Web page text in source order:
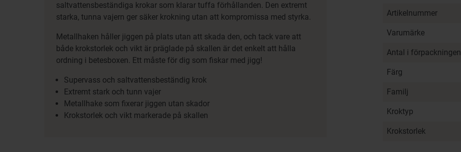
saltvattensbeständiga krokar som klarar tuffa förhållanden. Den extremt
starka, tunna vajern ger säker krokning utan att kompromissa med styrka.
Metallhaken håller jiggen på plats utan att skada den, och tack vare att
både krokstorlek och vikt är präglade på skallen är det enkelt att hålla
ordning i betesboxen. Ett måste för dig som fiskar med jigg!
Supervass och saltvattensbeständig krok
Extremt stark och tunn vajer
Metallhake som fixerar jiggen utan skador
Krokstorlek och vikt markerade på skallen
Artikelnummer
Varumärke
Antal i förpackningen
Färg
Familj
Kroktyp
Krokstorlek